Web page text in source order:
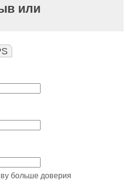
или
больше доверия